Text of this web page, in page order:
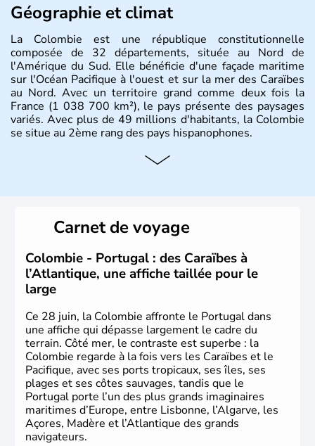
Géographie et climat
La Colombie est une république constitutionnelle
composée de 32 départements, située au Nord de
l'Amérique du Sud. Elle bénéficie d'une façade maritime
sur l'Océan Pacifique à l'ouest et sur la mer des Caraïbes
au Nord. Avec un territoire grand comme deux fois la
France (1 038 700 km²), le pays présente des paysages
variés. Avec plus de 49 millions d'habitants, la Colombie
se situe au 2ème rang des pays hispanophones.
Histoire et administration
en 1538, qui est toujours la capitale. C'est en 1810, que
le premier parlement s'établit à Bogotà, suivi en 1813
par la proclamation de l'indépendance. la Colombie est
une République depuis 1830.
Carnet de voyage
Colombie - Portugal : des Caraïbes à
l’Atlantique, une affiche taillée pour le
large
Ce 28 juin, la Colombie affronte le Portugal dans
une affiche qui dépasse largement le cadre du
terrain. Côté mer, le contraste est superbe : la
Colombie regarde à la fois vers les Caraïbes et le
Pacifique, avec ses ports tropicaux, ses îles, ses
plages et ses côtes sauvages, tandis que le
Portugal porte l’un des plus grands imaginaires
maritimes d’Europe, entre Lisbonne, l’Algarve, les
Açores, Madère et l’Atlantique des grands
navigateurs.